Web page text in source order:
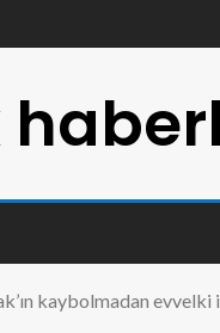
kaybolmadan evvelki